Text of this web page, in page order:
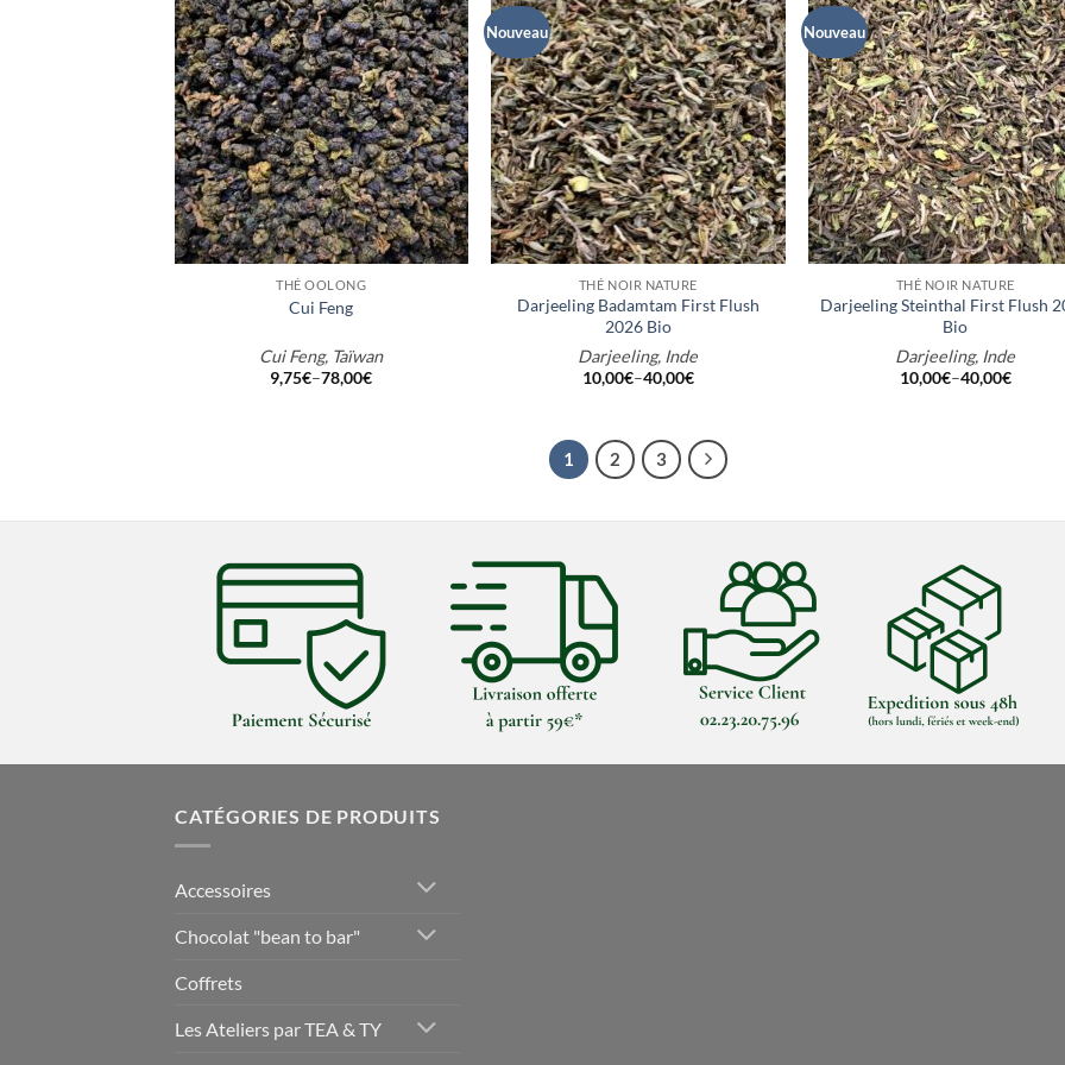
+
THÉ OOLONG
Cui Feng
Cui Feng, Taïwan
9,75€–78,00€
Nouveau
+
THÉ NOIR NATURE
Darjeeling Badamtam First Flush
2026 Bio
Darjeeling, Inde
10,00€–40,00€
Nouveau
+
THÉ NOIR NATURE
Darjeeling Steinthal First Flush
Bio
Darjeeling, Inde
10,00€–40,00€
1 2 3
CATÉGORIES DE PRODUITS
Accessoires
Chocolat "bean to bar"
Coffrets
Les Ateliers par TEA & TY